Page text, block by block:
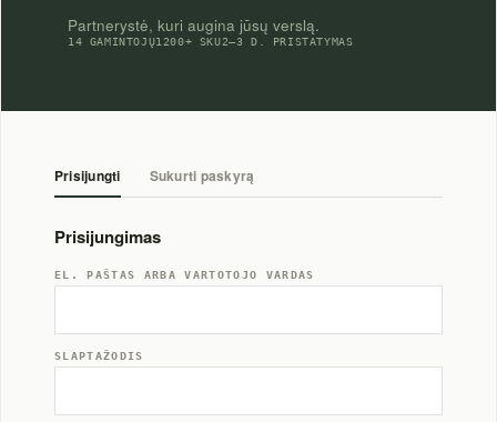
Partnerystė, kuri augina jūsų verslą.
14 GAMINTOJŲ1200+ SKU2–3 D. PRISTATYMAS
Prisijungti Sukurti paskyrą
Prisijungimas
EL. PAŠTAS ARBA VARTOTOJO VARDAS
SLAPTAŽODIS